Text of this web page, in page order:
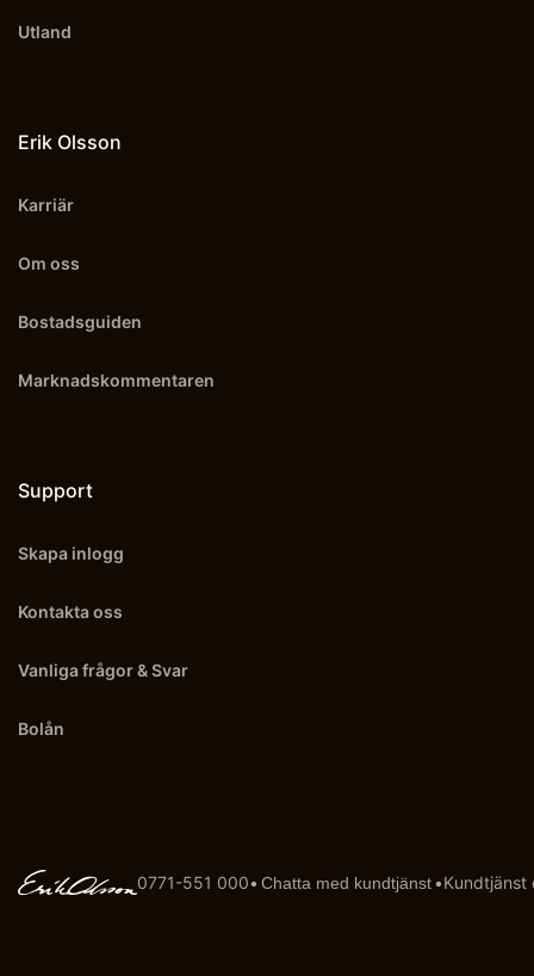
Utland
Erik Olsson
Karriär
Om oss
Bostadsguiden
Marknadskommentaren
Support
Skapa inlogg
Kontakta oss
Vanliga frågor & Svar
Bolån
0771-551 000• Chatta med kundtjänst•Kundtjänst